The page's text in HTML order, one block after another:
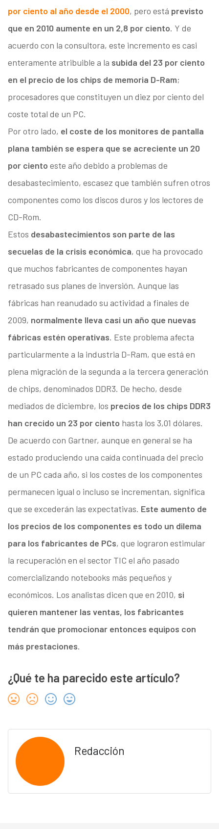
por ciento al año desde el 2000, pero está previsto
que en 2010 aumente en un 2,8 por ciento. Y de
acuerdo con la consultora, este incremento es casi
enteramente atribuible a la subida del 23 por ciento
en el precio de los chips de memoria D-Ram;
procesadores que constituyen un diez por ciento del
coste total de un PC.
Por otro lado, el coste de los monitores de pantalla
plana también se espera que se acreciente un 20
por ciento este año debido a problemas de
desabastecimiento, escasez que también sufren otros
componentes como los discos duros y los lectores de
CD-Rom.
Estos desabastecimientos son parte de las
secuelas de la crisis económica, que ha provocado
que muchos fabricantes de componentes hayan
retrasado sus planes de inversión. Aunque las
fábricas han reanudado su actividad a finales de
2009, normalmente lleva casi un año que nuevas
fábricas estén operativas. Este problema afecta
particularmente a la industria D-Ram, que está en
plena migración de la segunda a la tercera generación
de chips, denominados DDR3. De hecho, desde
mediados de diciembre, los precios de los chips DDR3
han crecido un 23 por ciento hasta los 3,01 dólares.
De acuerdo con Gartner, aunque en general se ha
estado produciendo una caída continuada del precio
de un PC cada año, si los costes de los componentes
permanecen igual o incluso se incrementan, significa
que se excederán las expectativas. Este aumento de
los precios de los componentes es todo un dilema
para los fabricantes de PCs, que lograron estimular
la recuperación en el sector TIC el año pasado
comercializando notebooks más pequeños y
económicos. Los analistas dicen que en 2010, si
quieren mantener las ventas, los fabricantes
tendrán que promocionar entonces equipos con
más prestaciones.
¿Qué te ha parecido este artículo?
Redacción